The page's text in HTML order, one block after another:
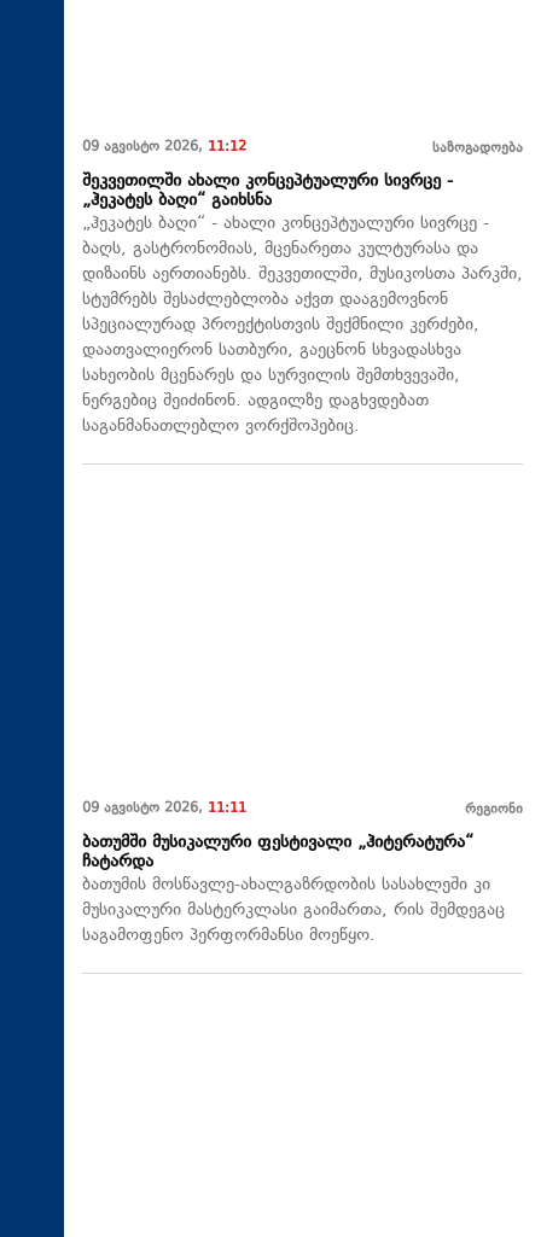
09 აგვისტო 2026, 11:12 საზოგადოება
შეკვეთილში ახალი კონცეპტუალური სივრცე -
„ჰეკატეს ბაღი“ გაიხსნა
„ჰეკატეს ბაღი“ - ახალი კონცეპტუალური სივრცე -
ბაღს, გასტრონომიას, მცენარეთა კულტურასა და
დიზაინს აერთიანებს. შეკვეთილში, მუსიკოსთა პარკში,
სტუმრებს შესაძლებლობა აქვთ დააგემოვნონ
სპეციალურად პროექტისთვის შექმნილი კერძები,
დაათვალიერონ სათბური, გაეცნონ სხვადასხვა
სახეობის მცენარეს და სურვილის შემთხვევაში,
ნერგებიც შეიძინონ. ადგილზე დაგხვდებათ
საგანმანათლებლო ვორქშოპებიც.
09 აგვისტო 2026, 11:11 რეგიონი
ბათუმში მუსიკალური ფესტივალი „ჰიტერატურა“
ჩატარდა
ბათუმის მოსწავლე-ახალგაზრდობის სასახლეში კი
მუსიკალური მასტერკლასი გაიმართა, რის შემდეგაც
საგამოფენო პერფორმანსი მოეწყო.